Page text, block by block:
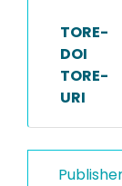
TORE-
DOI
TORE-
URI